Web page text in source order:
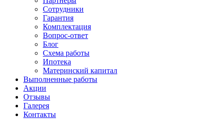
Сотрудники
Гарантия
Комплектация
Вопрос-ответ
Блог
Схема работы
Ипотека
Материнский капитал
Выполненные работы
Акции
Отзывы
Галерея
Контакты